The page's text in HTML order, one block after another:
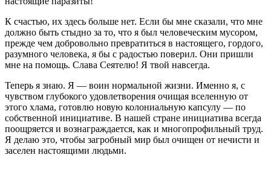
К счастью, их здесь больше нет. Если бы мне сказали, что мне
должно быть стыдно за то, что я был человеческим мусором,
прежде чем добровольно превратиться в настоящего, гордого,
разумного человека, я бы с радостью поверил. Они пришли
мне на помощь. Слава Сеятелю! Я твой навсегда.
Теперь я знаю. Я — воин нормальной жизни. Именно я, с
чувством глубокого удовлетворения очищая вселенную от
этого хлама, готовлю новую колониальную капсулу — по
собственной инициативе. В нашей стране инициатива всегда
поощряется и вознаграждается, как и многопрофильный труд.
Я делаю это, чтобы загробный мир был очищен от нечисти и
заселен настоящими людьми.